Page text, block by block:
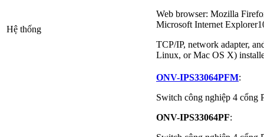
Hệ thống
Web browser: Mozilla
Microsoft Internet
TCP/IP, network adapter,
Linux, or Mac OS X)
ONV-IPS33064PFM:
Switch công nghiệp 4 cổng
ONV-IPS33064PF: